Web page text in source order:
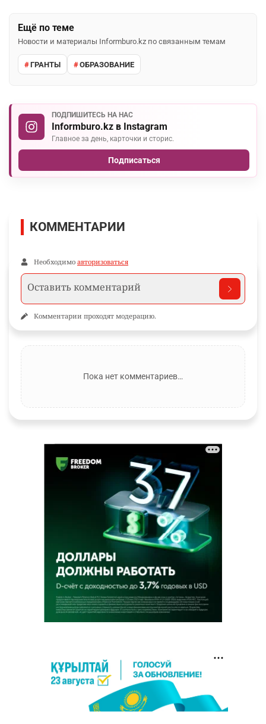
Ещё по теме
Новости и материалы Informburo.kz по связанным темам
ГРАНТЫ ОБРАЗОВАНИЕ
ПОДПИШИТЕСЬ НА НАС
Informburo.kz в Instagram
Главное за день, карточки и сторис.
Подписаться
КОММЕНТАРИИ
Необходимо авторизоваться
Комментарии проходят модерацию.
Пока нет комментариев…